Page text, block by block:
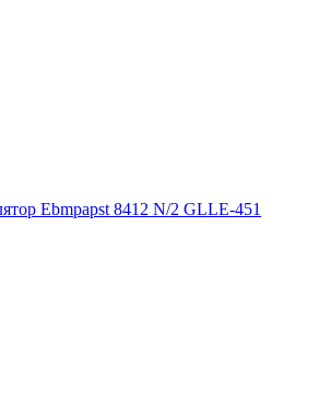
Ebmpapst 8412 N/2 GLLE-451